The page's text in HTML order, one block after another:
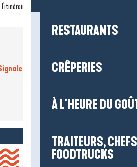
RESTAURANTS
CRÊPERIES
À L'HEURE DU
TRAITEURS,
FOODTRUCKS
une erreur